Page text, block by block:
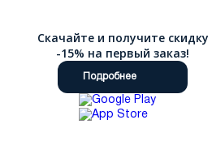
Скачайте и получите скидку
-15% на первый заказ!
Подробнее